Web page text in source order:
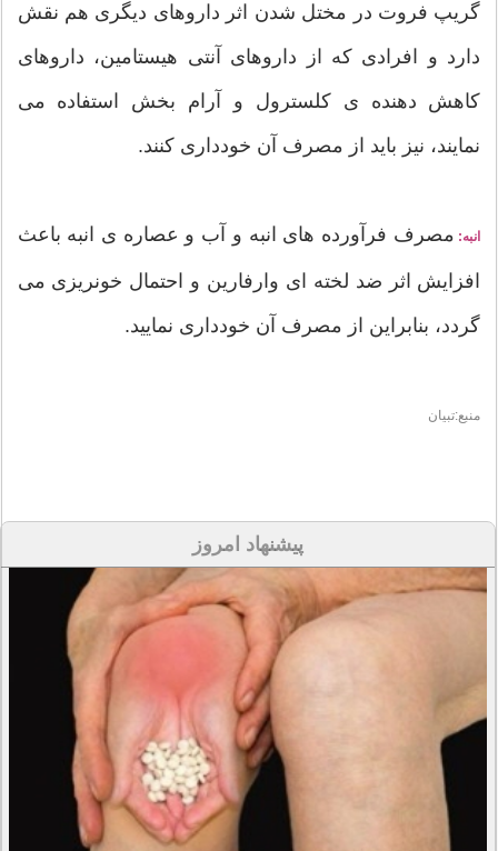
گریپ فروت در مختل شدن اثر داروهای دیگری هم نقش
دارد و افرادی که از داروهای آنتی هیستامین، داروهای
کاهش دهنده ی کلسترول و آرام بخش استفاده می
نمایند، نیز باید از مصرف آن خودداری کنند.
انبه: مصرف فرآورده های انبه و آب و عصاره ی انبه باعث
افزایش اثر ضد لخته ای وارفارین و احتمال خونریزی می
گردد، بنابراین از مصرف آن خودداری نمایید.
منبع:تبیان
پیشنهاد امروز